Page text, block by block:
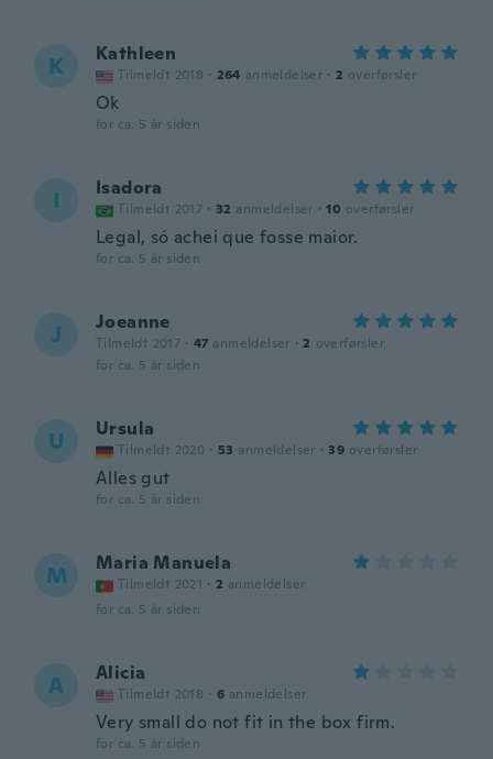
K Kathleen
Tilmeldt 2018 · 264 anmeldelser · 2 overførsler
Ok
for ca. 5 år siden
I Isadora
Tilmeldt 2017 · 32 anmeldelser · 10 overførsler
Legal, só achei que fosse maior.
for ca. 5 år siden
J Joeanne
Tilmeldt 2017 · 47 anmeldelser · 2 overførsler
for ca. 5 år siden
U Ursula
Tilmeldt 2020 · 53 anmeldelser · 39 overførsler
Alles gut
for ca. 5 år siden
M Maria Manuela
Tilmeldt 2021 · 2 anmeldelser
for ca. 5 år siden
A Alicia
Tilmeldt 2018 · 6 anmeldelser
Very small do not fit in the box firm.
for ca. 5 år siden